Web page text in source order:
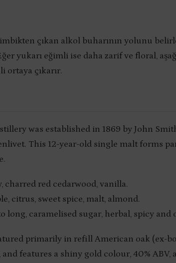
imbikten çıkan alkol buharının yolunu
yukarı eğimli ise daha zarif ve floral,
ortaya çıkarır.
was established in 1869 by John
This 12-year-old single malt forms
charred red cedarwood, vanilla.
citrus, sweet spice, malt, almond.
long, caramelised sugar, herbal, spicy and
primarily in refill American oak (ex-
features a shiny gold colour, 40%